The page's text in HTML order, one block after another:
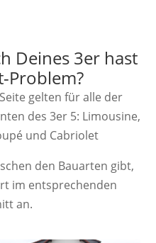
Deines 3er hast
Problem?
gelten für alle der
des 3er 5: Limousine,
und Cabriolet
den Bauarten gibt,
im entsprechenden
an.